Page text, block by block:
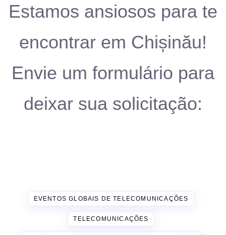
Estamos ansiosos para te
encontrar em Chișinău!
Envie um formulário para
deixar sua solicitação:
EVENTOS GLOBAIS DE TELECOMUNICAÇÕES
TELECOMUNICAÇÕES